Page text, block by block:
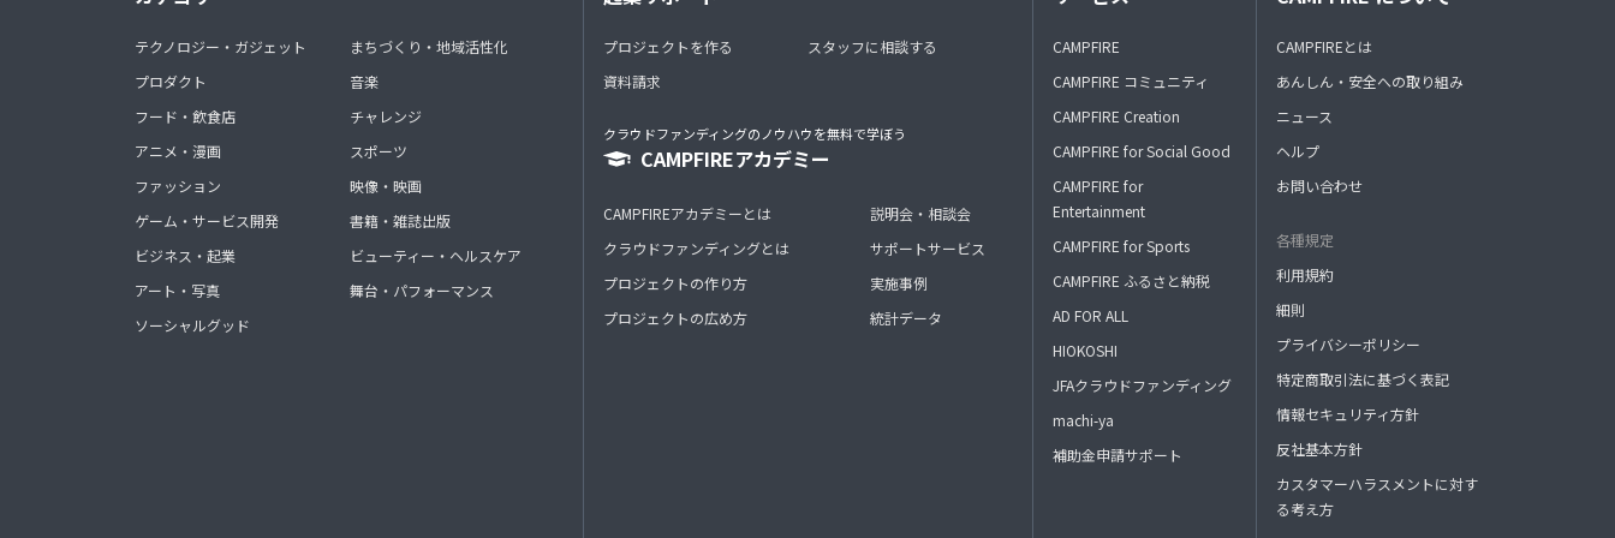
テクノロジー・ガジェット
プロダクト
フード・飲食店
アニメ・漫画
ファッション
ゲーム・サービス開発
ビジネス・起業
アート・写真
ソーシャルグッド
まちづくり・地域活性化
音楽
チャレンジ
スポーツ
映像・映画
書籍・雑誌出版
ビューティー・ヘルスケア
舞台・パフォーマンス
プロジェクトを作る
資料請求
スタッフに相談する
クラウドファンディングのノウハウを無料で学ぼう
CAMPFIREアカデミー
CAMPFIREアカデミーとは
クラウドファンディングとは
プロジェクトの作り方
プロジェクトの広め方
説明会・相談会
サポートサービス
実施事例
統計データ
CAMPFIRE
CAMPFIRE コミュニティ
CAMPFIRE Creation
CAMPFIRE for Social Good
CAMPFIRE for
Entertainment
CAMPFIRE for Sports
CAMPFIRE ふるさと納税
AD FOR ALL
HIOKOSHI
JFAクラウドファンディング
machi-ya
補助金申請サポート
CAMPFIREとは
あんしん・安全への取り組み
ニュース
ヘルプ
お問い合わせ
各種規定
利用規約
細則
プライバシーポリシー
特定商取引法に基づく表記
情報セキュリティ方針
反社基本方針
カスタマーハラスメントに対す
る考え方